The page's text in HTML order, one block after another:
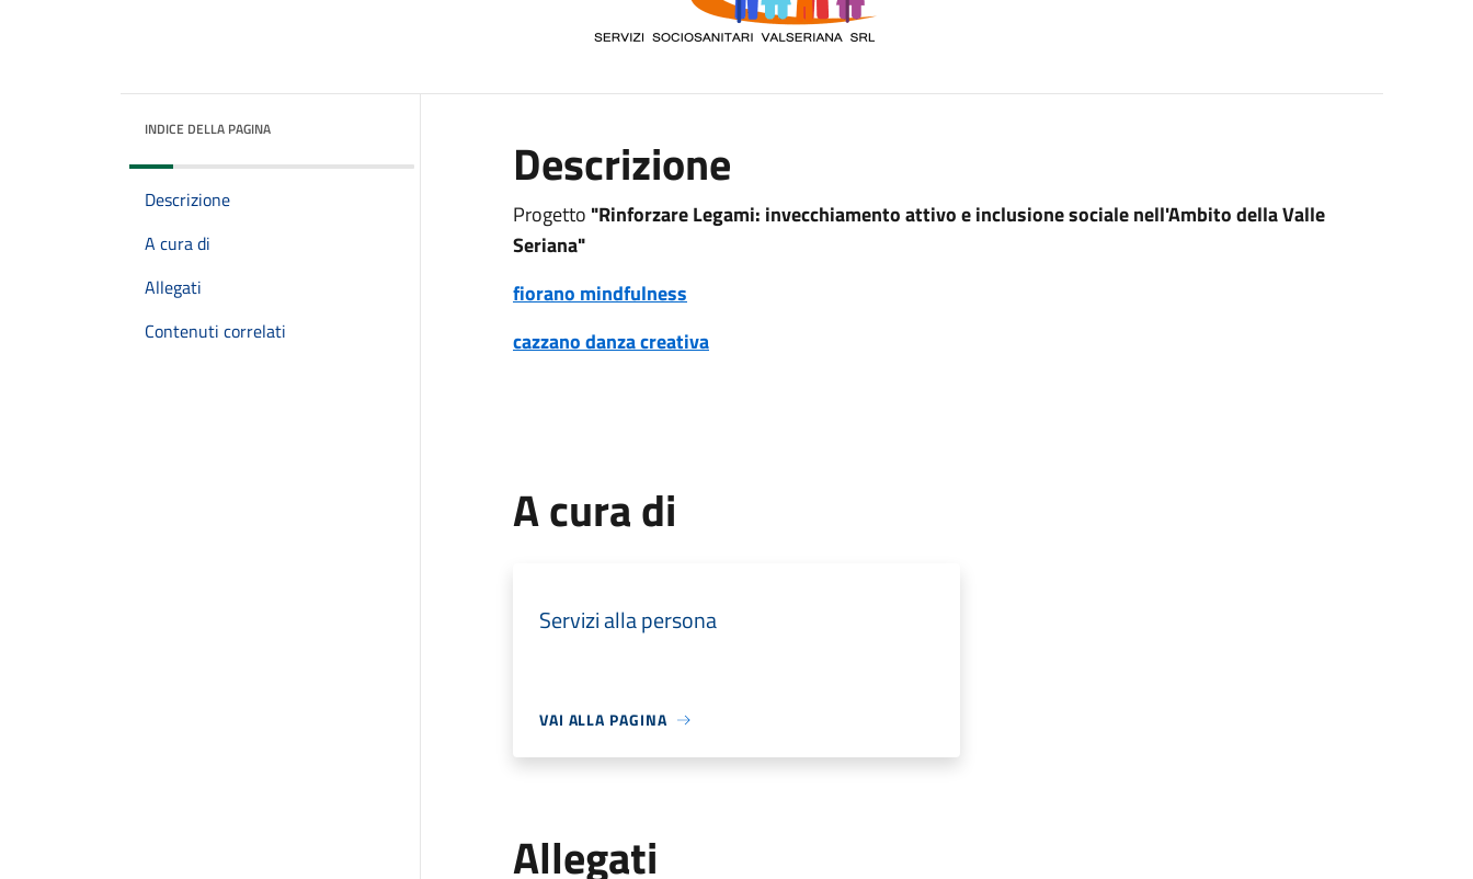
INDICE DELLA PAGINA
Descrizione
A cura di
Allegati
Contenuti correlati
Descrizione
Progetto "Rinforzare Legami: invecchiamento attivo e inclusione sociale nell'Ambito della Valle
Seriana"
fiorano mindfulness
cazzano danza creativa
A cura di
Servizi alla persona
VAI ALLA PAGINA
Allegati